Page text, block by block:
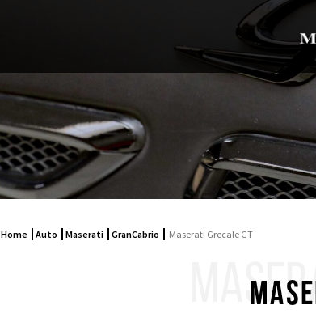
Home Auto Maserati GranCabrio Maserati Grecale GT